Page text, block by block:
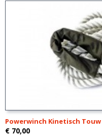
Powerwinch Kinetisch Touw
€ 70,00